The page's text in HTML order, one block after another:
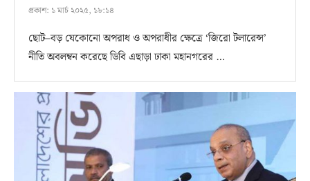
প্রকাশ: ১ মার্চ ২০২৫, ১৮:১৪
ছোট–বড় যেকোনো অপরাধ ও অপরাধীর ক্ষেত্রে ‘জিরো টলারেন্স’
নীতি অবলম্বন করেছে ডিবি এছাড়া ঢাকা মহানগরের …